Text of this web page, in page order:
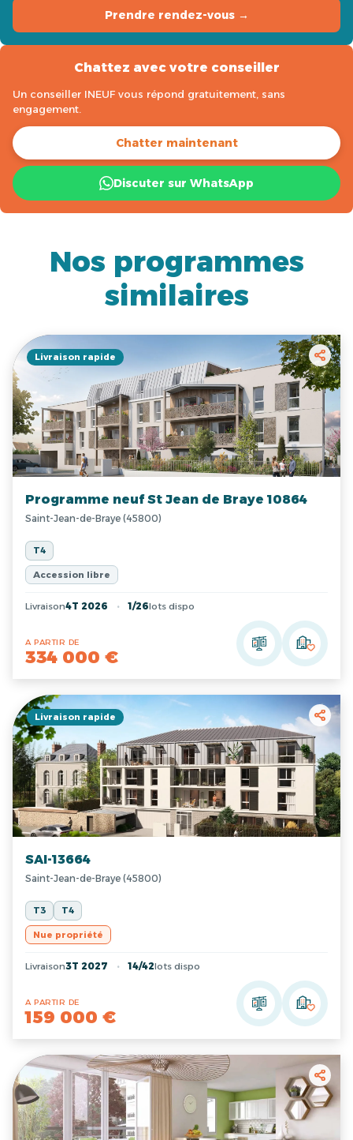
Prendre rendez-vous →
Chattez avec votre conseiller
Un conseiller INEUF vous répond gratuitement, sans
engagement.
Chatter maintenant
Discuter sur WhatsApp
Nos programmes
similaires
Livraison rapide
Programme neuf St Jean de Braye 10864
Saint-Jean-de-Braye (45800)
T4
Accession libre
Livraison4T 2026 1/26lots dispo
A PARTIR DE
334 000 €
Livraison rapide
SAI-13664
Saint-Jean-de-Braye (45800)
T3 T4
Nue propriété
Livraison3T 2027 14/42lots dispo
A PARTIR DE
159 000 €